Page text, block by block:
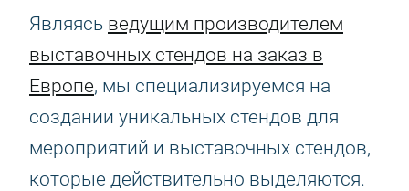
Являясь ведущим производителем
выставочных стендов на заказ в
Европе, мы специализируемся на
создании уникальных стендов для
мероприятий и выставочных стендов,
которые действительно выделяются.